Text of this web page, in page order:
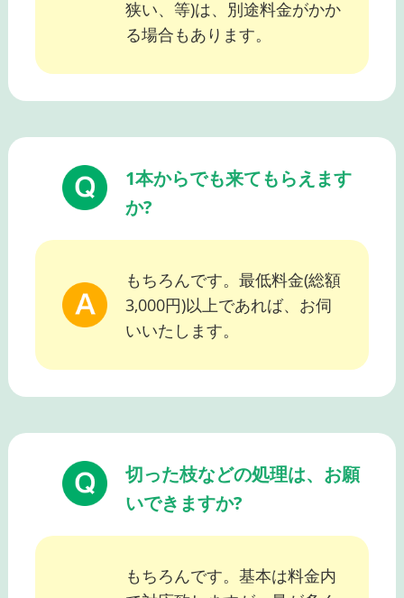
狭い、等)は、別途料金がかか
る場合もあります。
1本からでも来てもらえます
か?
もちろんです。最低料金(総額
3,000円)以上であれば、お伺
いいたします。
切った枝などの処理は、お願
いできますか?
もちろんです。基本は料金内